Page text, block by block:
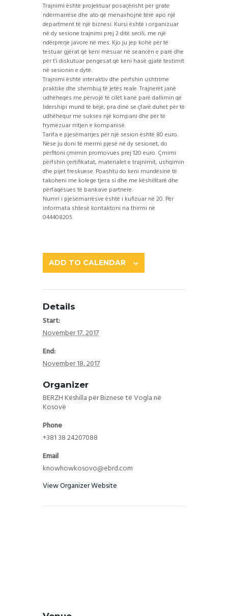
Trajnimi është projektuar posaçërisht për grate
ndërmarrëse dhe ato që menaxhojnë tërë apo një
department të një biznesi. Kursi është i organizuar
në dy sesione trajnimi prej 2 ditë secili, me një
ndërprerje javore në mes. Kjo ju jep kohë për të
testuar gjërat që keni mësuar në seancën e parë dhe
për t’i diskutuar pengesat që keni hasë gjatë testimit
në sesionin e dytë.
Trajnimi është interaktiv dhe përfshin ushtrime
praktike dhe shembuj të jetës reale. Trajnerët janë
udhëheqës me përvojë të cilët kanë parë dallimin që
lidershipi mund të bëjë, pra dinë se çfarë duhet për të
udhëhequr me sukses një kompani dhe për të
frymëzuar rritjen e kompanisë.
Tarifa e pjesëmarrjes për një sesion është 80 euro.
Nëse ju doni të merrni pjesë në dy sesionet, do
përfitoni çmimin promovues prej 120 euro. Çmimi
përfshin çertifikatat, materialet e trajnimit, ushqimin
dhe pijet freskuese. Poashtu do keni mundësinë të
takoheni me kolege tjera si dhe me këshilltarë dhe
përfaqësues të bankave partnere.
Numri i pjesëmarrësve është i kufizuar në 20. Për
informata shtesë kontaktoni na thirrni në
044408205.
ADD TO CALENDAR
Details
Start:
November 17, 2017
End:
November 18, 2017
Organizer
BERZH Këshilla për Biznese të Vogla në
Kosovë
Phone
+381 38 24207088
Email
knowhowkosovo@ebrd.com
View Organizer Website